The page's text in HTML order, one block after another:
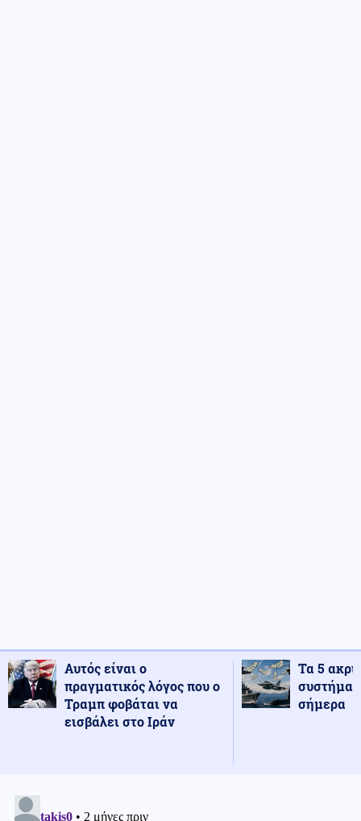
Αυτός είναι ο
πραγματικός λόγος που ο
Τραμπ φοβάται να
εισβάλει στο Ιράν
Τα 5
σήμερα